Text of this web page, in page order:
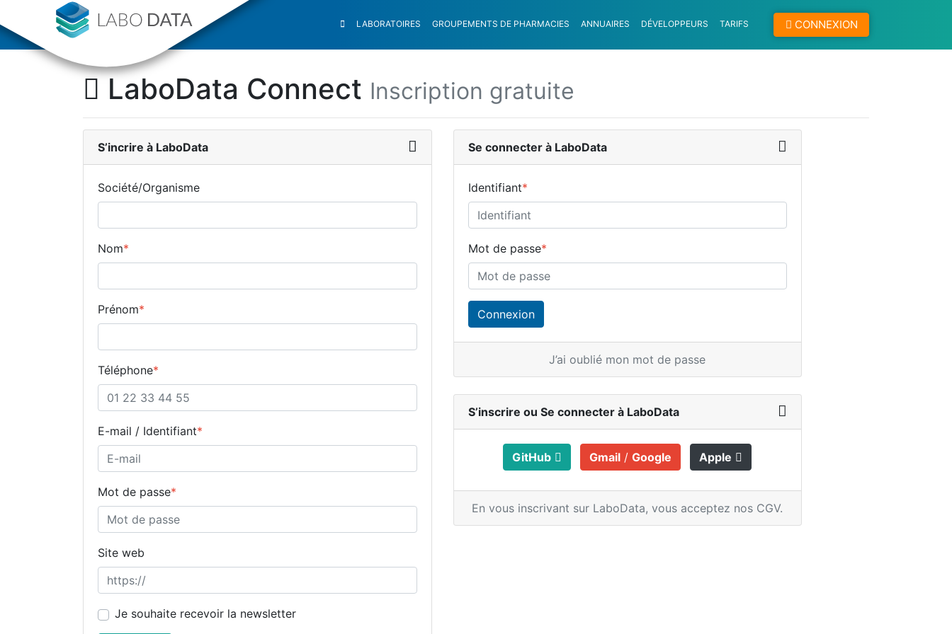
CONNEXION
LABORATOIRES GROUPEMENTS DE PHARMACIES ANNUAIRES DÉVELOPPEURS TARIFS
LaboData Connect Inscription gratuite
S’incrire à LaboData
Société/Organisme
Nom*
Prénom*
Téléphone*
E-mail / Identifiant*
Mot de passe*
Site web
Je souhaite recevoir la newsletter
Se connecter à LaboData
Identifiant*
Mot de passe*
J’ai oublié mon mot de passe
S’inscrire ou Se connecter à LaboData
GitHub Gmail /Google Apple
En vous inscrivant sur LaboData,vous acceptez nos CGV.